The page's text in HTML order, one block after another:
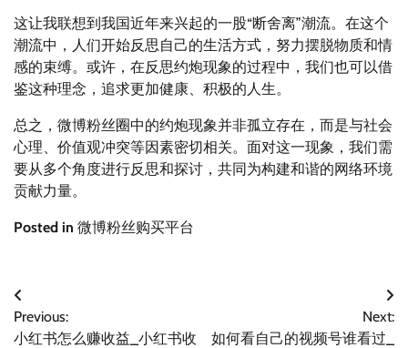
这让我联想到我国近年来兴起的一股“断舍离”潮流。在这个
潮流中，人们开始反思自己的生活方式，努力摆脱物质和情
感的束缚。或许，在反思约炮现象的过程中，我们也可以借
鉴这种理念，追求更加健康、积极的人生。
总之，微博粉丝圈中的约炮现象并非孤立存在，而是与社会
心理、价值观冲突等因素密切相关。面对这一现象，我们需
要从多个角度进行反思和探讨，共同为构建和谐的网络环境
贡献力量。
Posted in 微博粉丝购买平台
文
章
Previous:
小红书怎么赚收益_小红书收
Next:
如何看自己的视频号谁看过_